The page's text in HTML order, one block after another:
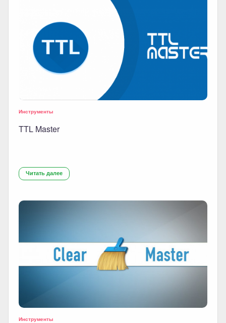
Инструменты
TTL Master
Читать далее
Инструменты